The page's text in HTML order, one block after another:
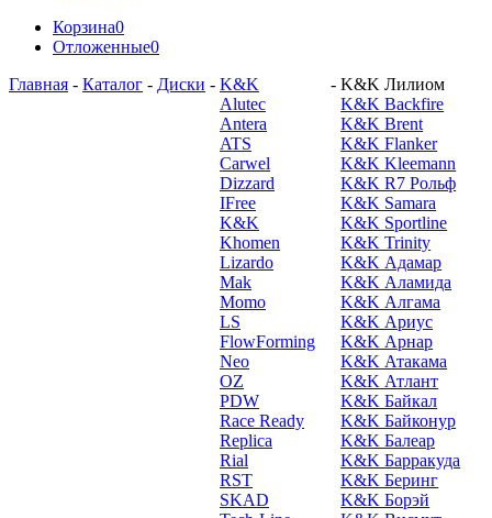
Корзина0
Отложенные0
Главная - Каталог - Диски - K&K
Alutec
Antera
ATS
Carwel
Dizzard
IFree
K&K
Khomen
Lizardo
Mak
Momo
LS
FlowForming
Neo
OZ
PDW
Race Ready
Replica
Rial
RST
SKAD
-K&K Лилиом
K&K Backfire
K&K Brent
K&K Flanker
K&K Kleemann
K&K R7 Рольф
K&K Samara
K&K Sportline
K&K Trinity
K&K Адамар
K&K Аламида
K&K Алгама
K&K Ариус
K&K Арнар
K&K Атакама
K&K Атлант
K&K Байкал
K&K Байконур
K&K Балеар
K&K Барракуда
K&K Беринг
K&K Борэй